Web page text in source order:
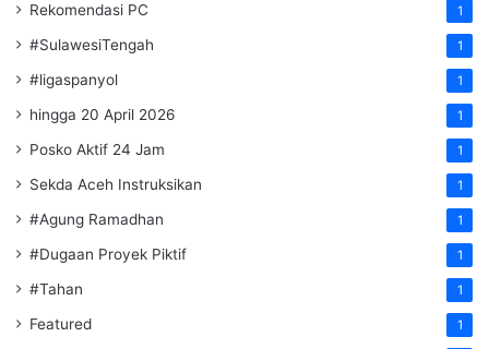
Rekomendasi PC 1
#SulawesiTengah 1
#ligaspanyol 1
hingga 20 April 2026 1
Posko Aktif 24 Jam 1
Sekda Aceh Instruksikan 1
#Agung Ramadhan 1
#Dugaan Proyek Piktif 1
#Tahan 1
Featured 1